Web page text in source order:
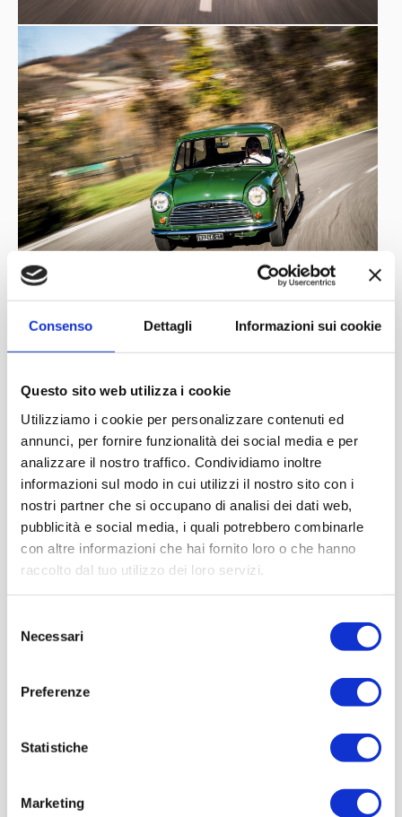
Consenso Dettagli Informazioni sui cookie
Questo sito web utilizza i cookie
Utilizziamo i cookie per personalizzare contenuti ed
annunci, per fornire funzionalità dei social media e per
analizzare il nostro traffico. Condividiamo inoltre
informazioni sul modo in cui utilizzi il nostro sito con i
nostri partner che si occupano di analisi dei dati web,
pubblicità e social media, i quali potrebbero combinarle
con altre informazioni che hai fornito loro o che hanno
raccolto dal tuo utilizzo dei loro servizi.
delNecessari
Preferenze
Statistiche
Marketing